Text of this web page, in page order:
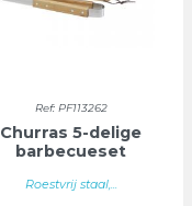
Ref: PF113262
Churras 5-delige
barbecueset
Roestvrij staal,...